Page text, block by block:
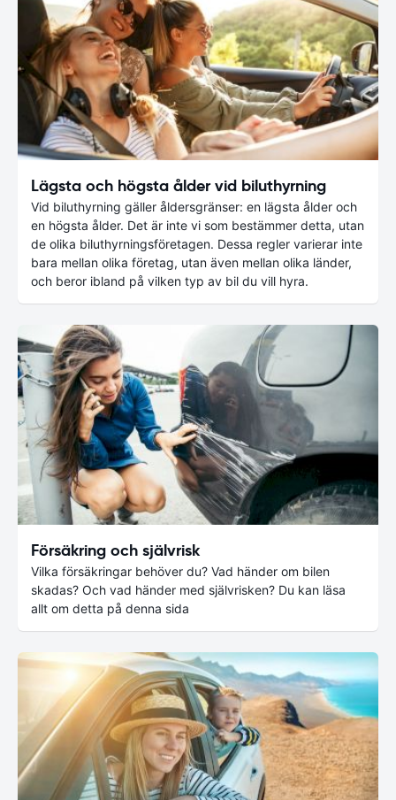
Lägsta och högsta ålder vid biluthyrning
Vid biluthyrning gäller åldersgränser: en lägsta ålder och
en högsta ålder. Det är inte vi som bestämmer detta, utan
de olika biluthyrningsföretagen. Dessa regler varierar inte
bara mellan olika företag, utan även mellan olika länder,
och beror ibland på vilken typ av bil du vill hyra.
Försäkring och självrisk
Vilka försäkringar behöver du? Vad händer om bilen
skadas? Och vad händer med självrisken? Du kan läsa
allt om detta på denna sida